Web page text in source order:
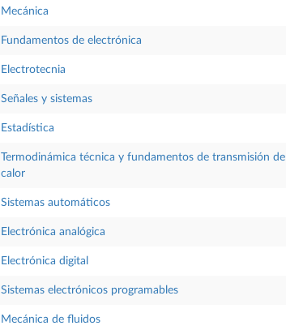
Mecánica
Fundamentos de electrónica
Electrotecnia
Señales y sistemas
Estadística
Termodinámica técnica y fundamentos de transmisión de
calor
Sistemas automáticos
Electrónica analógica
Electrónica digital
Sistemas electrónicos programables
Mecánica de fluidos